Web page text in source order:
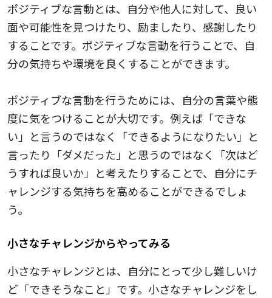
ポジティブな言動とは、自分や他人に対して、良い
面や可能性を見つけたり、励ましたり、感謝したり
することです。ポジティブな言動を行うことで、自
分の気持ちや環境を良くすることができます。
ポジティブな言動を行うためには、自分の言葉や態
度に気をつけることが大切です。例えば「できな
い」と言うのではなく「できるようになりたい」と
言ったり「ダメだった」と思うのではなく「次はど
うすれば良いか」と考えたりすることで、自分にチ
ャレンジする気持ちを高めることができるでしょ
う。
小さなチャレンジからやってみる
小さなチャレンジとは、自分にとって少し難しいけ
ど「できそうなこと」です。小さなチャレンジをし